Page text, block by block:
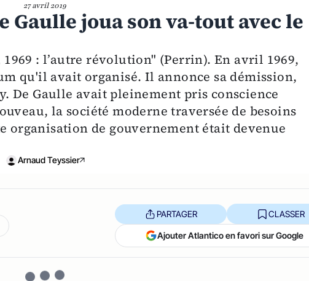
27 avril 2019
Gaulle joua son va-tout avec le
: l’autre révolution" (Perrin). En avril 1969,
qu'il avait organisé. Il annonce sa démission,
De Gaulle avait pleinement pris conscience
la société moderne traversée de besoins
organisation de gouvernement était devenue
Arnaud Teyssier
PARTAGER CLASSER
Ajouter Atlantico en favori sur Google